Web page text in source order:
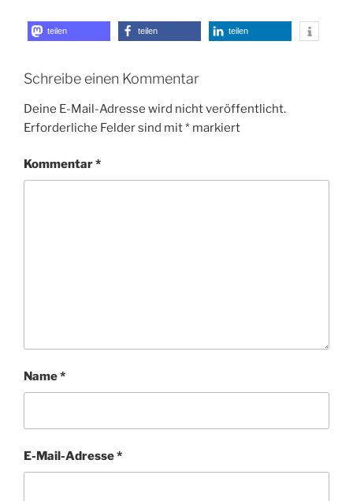
teilen teilen teilen
Schreibe einen Kommentar
Deine E-Mail-Adresse wird nicht veröffentlicht.
Erforderliche Felder sind mit* markiert
Kommentar*
Name*
E-Mail-Adresse*